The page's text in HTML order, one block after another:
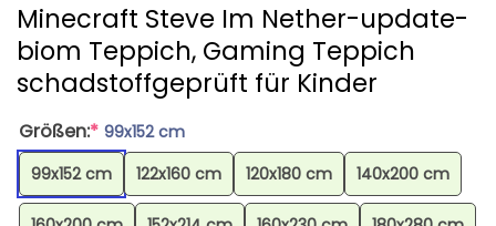
Minecraft Steve Im Nether-update-
biom Teppich, Gaming Teppich
schadstoffgeprüft für Kinder
Größen:* 99x152 cm
99x152 cm
122x160 cm 120x180 cm 140x200 cm